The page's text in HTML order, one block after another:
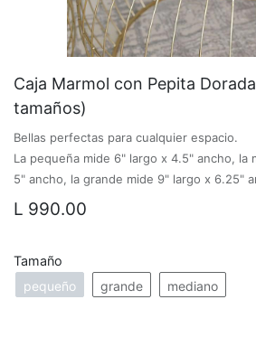
Caja Marmol con Pepita
tamaños)
Bellas perfectas para cualquier espacio.
La pequeña mide 6" largo x 4.5" ancho, la
5" ancho, la grande mide 9" largo x 6.25"
L 990.00
Tamaño
pequeño
grande mediano